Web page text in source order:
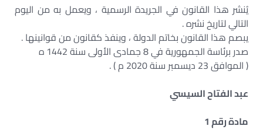
يُنشر هذا القانون في الجريدة الرسمية ، ويعمل به من اليوم
التالي لتاريخ نشره .
يبصم هذا القانون بخاتم الدولة ، وينفذ كقانون من قوانينها .
صدر برئاسة الجمهورية في 8 جمادى الأولى سنة 1442 ه
( الموافق 23 ديسمبر سنة 2020 م ) .
عبد الفتاح السيسي
مادة رقم 1